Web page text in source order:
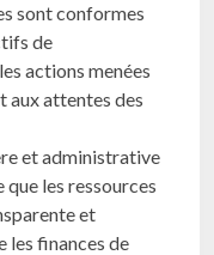
sont conformes
de
actions menées
aux attentes des
et administrative
que les ressources
et
les finances de